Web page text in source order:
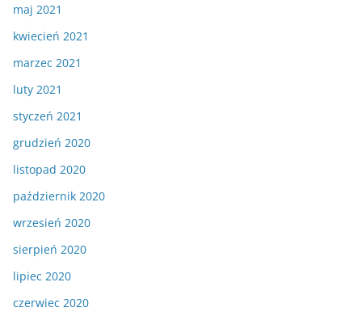
maj 2021
kwiecień 2021
marzec 2021
luty 2021
styczeń 2021
grudzień 2020
listopad 2020
październik 2020
wrzesień 2020
sierpień 2020
lipiec 2020
czerwiec 2020